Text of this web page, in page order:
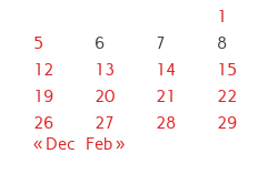
1
5
6 7 8
12
13 14 15
19
20 21 22
26
27 28 29
« Dec
Feb »